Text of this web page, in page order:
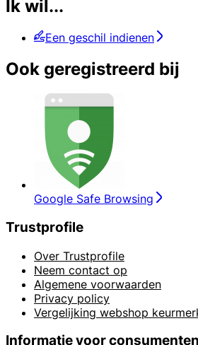
Ik wil...
Een geschil indienen
Ook geregistreerd bij
Google Safe Browsing
Trustprofile
Over Trustprofile
Neem contact op
Algemene voorwaarden
Privacy policy
Vergelijking webshop
Informatie voor consumenten